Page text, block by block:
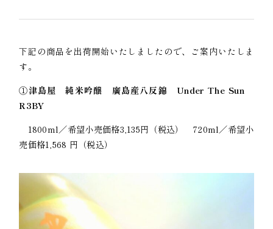
下記の商品を出荷開始いたしましたので、ご案内いたしま
す。
①津島屋 純米吟醸 廣島産八反錦 Under The Sun
R3BY
1800ml／希望小売価格3,135円（税込） 720ml／希望小
売価格1,568 円（税込）